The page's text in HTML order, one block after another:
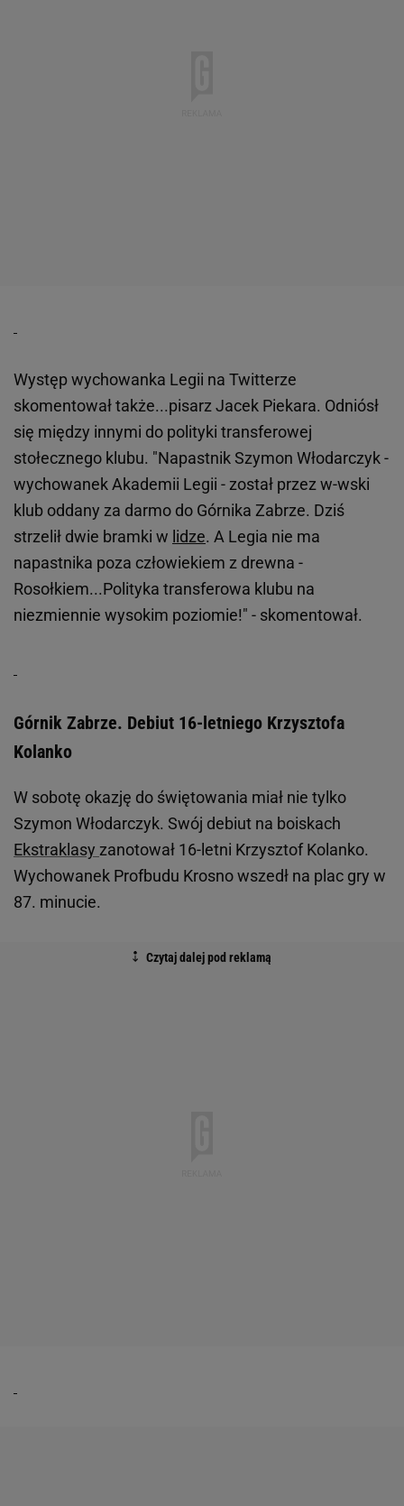
Występ wychowanka Legii na Twitterze
skomentował także...pisarz Jacek Piekara. Odniósł
się między innymi do polityki transferowej
stołecznego klubu. "Napastnik Szymon Włodarczyk -
wychowanek Akademii Legii - został przez w-wski
klub oddany za darmo do Górnika Zabrze. Dziś
strzelił dwie bramki w lidze. A Legia nie ma
napastnika poza człowiekiem z drewna -
Rosołkiem...Polityka transferowa klubu na
niezmiennie wysokim poziomie!" - skomentował.
Górnik Zabrze. Debiut 16-letniego Krzysztofa
Kolanko
W sobotę okazję do świętowania miał nie tylko
Szymon Włodarczyk. Swój debiut na boiskach
Ekstraklasy zanotował 16-letni Krzysztof Kolanko.
Wychowanek Profbudu Krosno wszedł na plac gry w
87. minucie.